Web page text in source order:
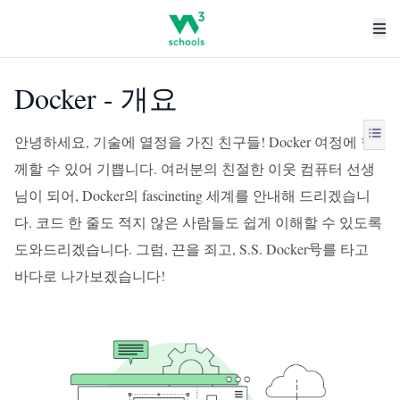
Docker - 개요
안녕하세요, 기술에 열정을 가진 친구들! Docker 여정에 함
께할 수 있어 기쁩니다. 여러분의 친절한 이웃 컴퓨터 선생
님이 되어, Docker의 fascineting 세계를 안내해 드리겠습니
다. 코드 한 줄도 적지 않은 사람들도 쉽게 이해할 수 있도록
도와드리겠습니다. 그럼, 끈을 죄고, S.S. Docker号를 타고
바다로 나가보겠습니다!